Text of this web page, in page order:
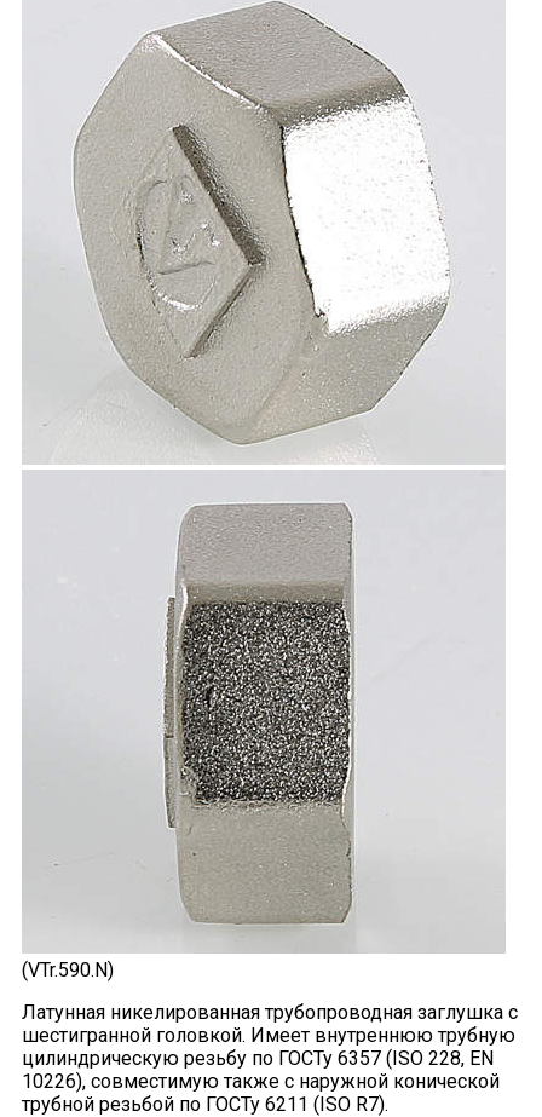
(VTr.590.N)
Латунная никелированная трубопроводная заглушка с
шестигранной головкой. Имеет внутреннюю трубную
цилиндрическую резьбу по ГОСТу 6357 (ISO 228, EN
10226), совместимую также с наружной конической
трубной резьбой по ГОСТу 6211 (ISO R7).